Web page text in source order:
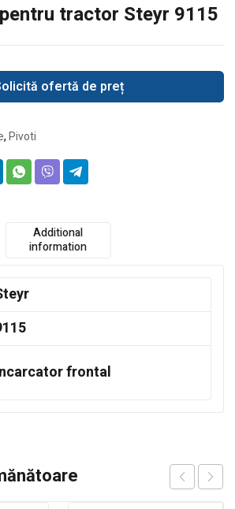
tractor Steyr 9115
ofertă de preț
,Pivoti
Additional
information
frontal